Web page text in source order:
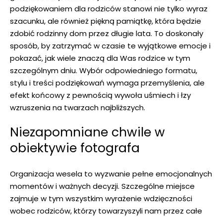
podziękowaniem dla rodziców stanowi nie tylko wyraz
szacunku, ale również piękną pamiątkę, która będzie
zdobić rodzinny dom przez długie lata. To doskonały
sposób, by zatrzymać w czasie te wyjątkowe emocje i
pokazać, jak wiele znaczą dla Was rodzice w tym
szczególnym dniu. Wybór odpowiedniego formatu,
stylu i treści podziękowań wymaga przemyślenia, ale
efekt końcowy z pewnością wywoła uśmiech i łzy
wzruszenia na twarzach najbliższych.
Niezapomniane chwile w
obiektywie fotografa
Organizacja wesela to wyzwanie pełne emocjonalnych
momentów i ważnych decyzji. Szczególne miejsce
zajmuje w tym wszystkim wyrażenie wdzięczności
wobec rodziców, którzy towarzyszyli nam przez całe